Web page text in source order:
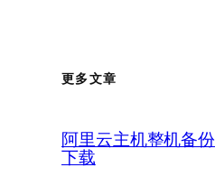
更多文章
阿里云主机整机备份
下载